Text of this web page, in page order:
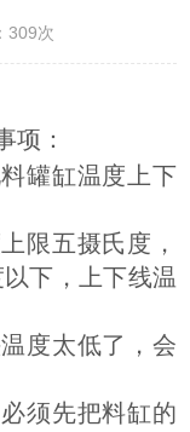
309次
项：
罐缸温度上下
五摄氏度，
下，上下线温
度太低了，会
须先把料缸的